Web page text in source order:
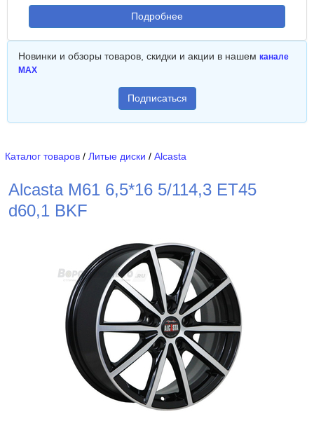
Подробнее
Новинки и обзоры товаров, скидки и акции в нашем канале
MAX
Подписаться
Каталог товаров / Литые диски / Alcasta
Alcasta M61 6,5*16 5/114,3 ET45
d60,1 BKF